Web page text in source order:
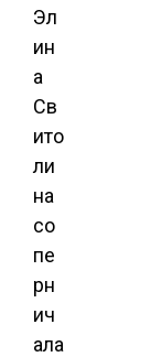
Эл
ин
а
Св
ито
ли
на
со
пе
рн
ич
ала